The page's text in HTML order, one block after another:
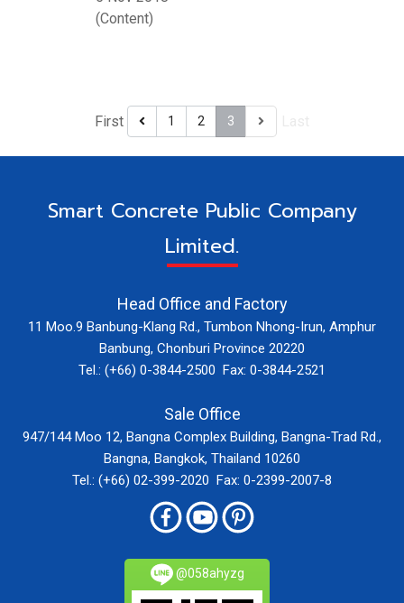
(Content)
First 1 2 3
Smart Concrete Public Company
Limited.
Head Office and Factory
11 Moo.9 Banbung-Klang Rd., Tumbon Nhong-Irun, Amphur
Banbung, Chonburi Province 20220
Tel.: (+66) 0-3844-2500 Fax: 0-3844-2521
Sale Office
947/144 Moo 12, Bangna Complex Building, Bangna-Trad Rd.,
Bangna, Bangkok, Thailand 10260
Tel.: (+66) 02-399-2020 Fax: 0-2399-2007-8
@058ahyzg